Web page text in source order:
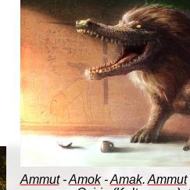
Ammut-Amok-Amak.Ammut